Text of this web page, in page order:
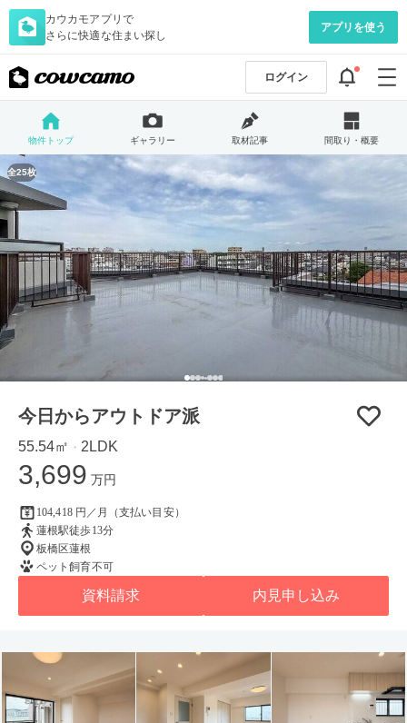
カウカモアプリで
さらに快適な住まい探し
アプリを使う
ログイン
物件トップ ギャラリー 取材記事 間取り・概要
全25枚
今日からアウトドア派
55.54㎡ ・ 2LDK
3,699 万円
104,418 円／月（支払い目安）
蓮根駅徒歩13分
板橋区蓮根
ペット飼育不可
資料請求 内見申し込み